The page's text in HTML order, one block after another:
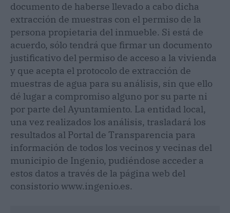
documento de haberse llevado a cabo dicha
extracción de muestras con el permiso de la
persona propietaria del inmueble. Si está de
acuerdo, sólo tendrá que firmar un documento
justificativo del permiso de acceso a la vivienda
y que acepta el protocolo de extracción de
muestras de agua para su análisis, sin que ello
dé lugar a compromiso alguno por su parte ni
por parte del Ayuntamiento. La entidad local,
una vez realizados los análisis, trasladará los
resultados al Portal de Transparencia para
información de todos los vecinos y vecinas del
municipio de Ingenio, pudiéndose acceder a
estos datos a través de la página web del
consistorio www.ingenio.es.